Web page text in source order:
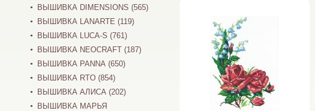
ВЫШИВКА DIMENSIONS (565)
ВЫШИВКА LANARTE (119)
ВЫШИВКА LUCA-S (761)
ВЫШИВКА NEOCRAFT (187)
ВЫШИВКА PANNA (650)
ВЫШИВКА RTO (854)
ВЫШИВКА АЛИСА (202)
ВЫШИВКА МАРЬЯ